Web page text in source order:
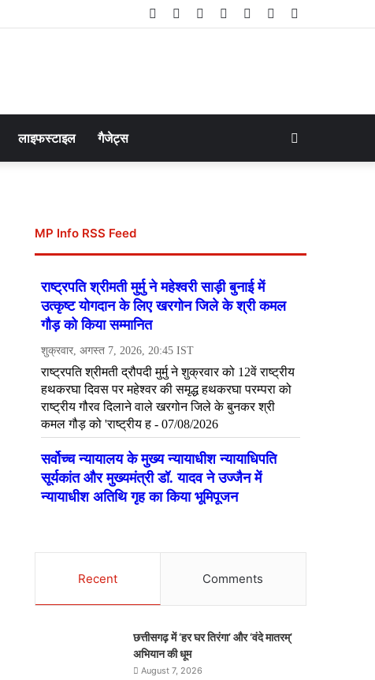
Telegram
Instagram
YouTube
LinkedIn
Twitter
Facebook
लाइफस्टाइल गैजेट्स
MP Info RSS Feed
Recent Comments
छत्तीसगढ़ में ‘हर घर तिरंगा’ और ‘वंदे मातरम्’
अभियान की धूम
August 7, 2026